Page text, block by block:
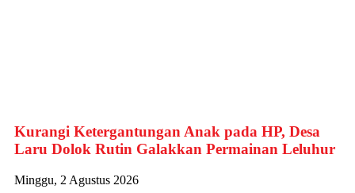
Kurangi Ketergantungan Anak pada HP, Desa
Laru Dolok Rutin Galakkan Permainan Leluhur
Minggu, 2 Agustus 2026